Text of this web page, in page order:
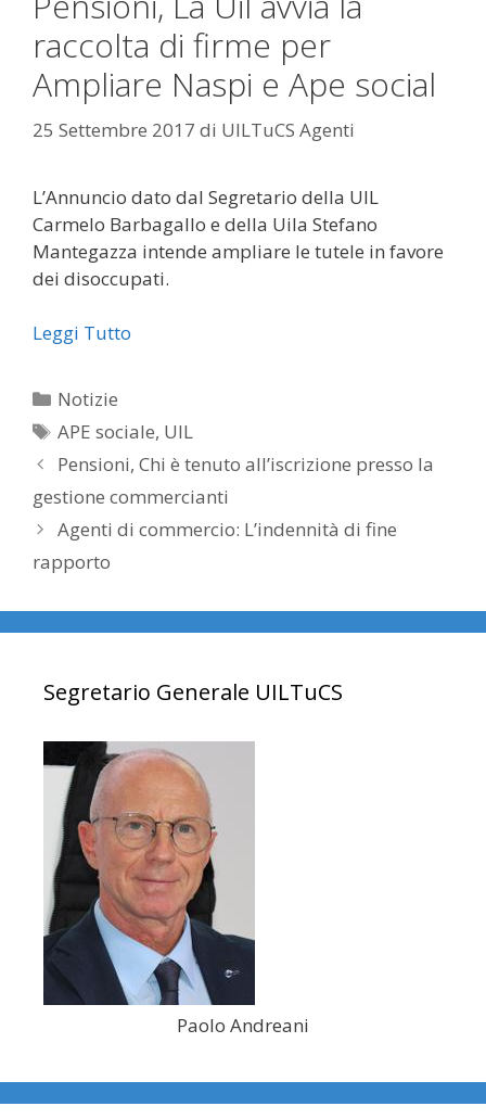
raccolta di firme per
Ampliare Naspi e Ape social
25 Settembre 2017 di UILTuCS Agenti
L’Annuncio dato dal Segretario della UIL
Carmelo Barbagallo e della Uila Stefano
Mantegazza intende ampliare le tutele in favore
dei disoccupati.
Leggi Tutto
Categorie
Notizie
Tag
APE sociale, UIL
Pensioni, Chi è tenuto all’iscrizione presso la
gestione commercianti
Agenti di commercio: L’indennità di fine
rapporto
Segretario Generale UILTuCS
Paolo Andreani